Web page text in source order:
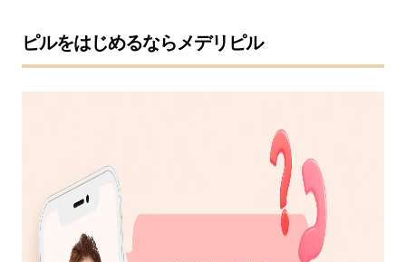
ピルをはじめるならメデリピル